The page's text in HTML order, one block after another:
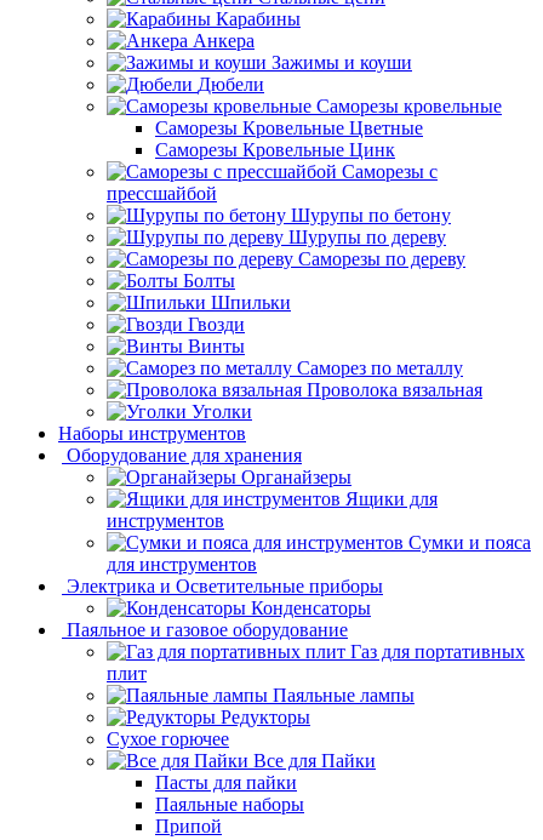
Карабины
Анкера
Зажимы и коуши
Дюбели
Саморезы кровельные
Саморезы Кровельные Цветные
Саморезы Кровельные Цинк
Саморезы с
прессшайбой
Шурупы по бетону
Шурупы по дереву
Саморезы по дереву
Болты
Шпильки
Гвозди
Винты
Саморез по металлу
Проволока вязальная
Уголки
Наборы инструментов
Оборудование для хранения
Органайзеры
Ящики для
инструментов
Сумки и пояса
для инструментов
Электрика и Осветительные приборы
Конденсаторы
Паяльное и газовое оборудование
Газ для портативных
плит
Паяльные лампы
Редукторы
Сухое горючее
Все для Пайки
Пасты для пайки
Паяльные наборы
Припой